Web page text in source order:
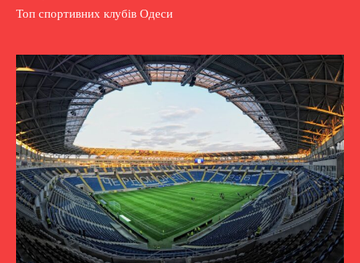
Топ спортивних клубів Одеси